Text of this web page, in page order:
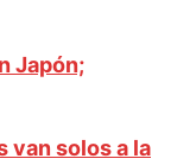
Japón;
van solos a la